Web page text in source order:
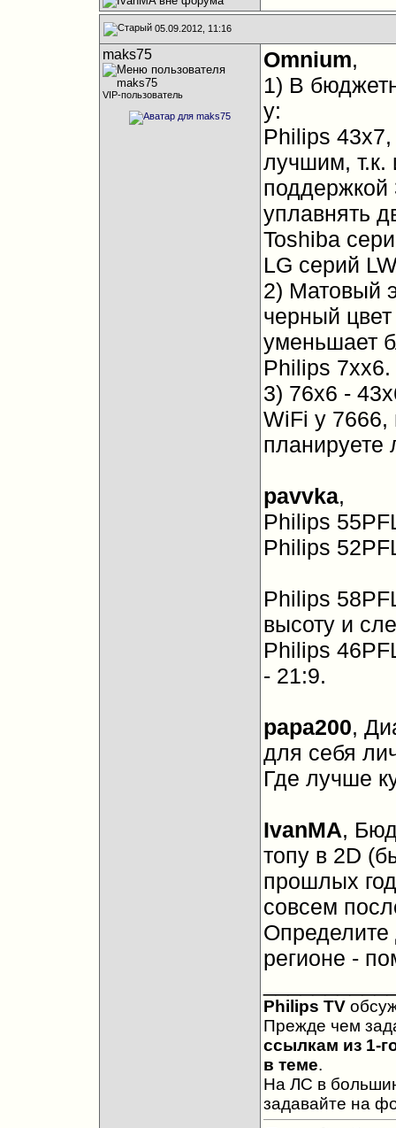
05.09.2012, 11:16
maks75
VIP-пользователь
Omnium,
1) В
у:
Philips
лучшим, т.к.
поддержкой
уплавнять
Toshiba
LG серий
2) Матовый
черный
уменьшает
Philips 7хх6.
3) 76х6 -
WiFi у 7666,
планируете
pavvka,
Philips
Philips
Philips
высоту и
Philips
- 21:9.
papa200,
для себя
Где лучше
IvanMA,
топу в 2D
прошлых
совсем
регионе -
Philips TV
Прежде чем
ссылкам из 1-
в теме.
На ЛС в
задавайте на